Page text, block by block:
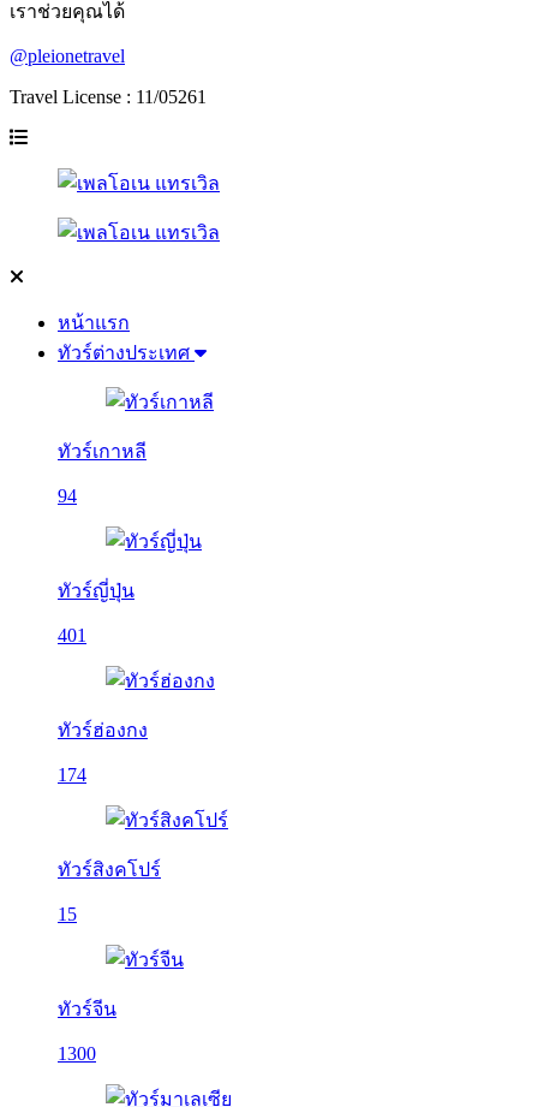
เราช่วยคุณได้
@pleionetravel
Travel License : 11/05261
หน้าแรก
ทัวร์ต่างประเทศ
ทัวร์เกาหลี
94
ทัวร์ญี่ปุ่น
401
ทัวร์ฮ่องกง
174
ทัวร์สิงคโปร์
15
ทัวร์จีน
1300